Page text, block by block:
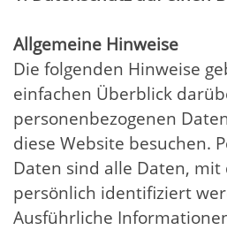
Allgemeine Hinweise
Die folgenden Hinweise
einfachen Überblick
personenbezogenen
diese Website besuchen.
Daten sind alle Daten, mit
persönlich identifiziert
Ausführliche